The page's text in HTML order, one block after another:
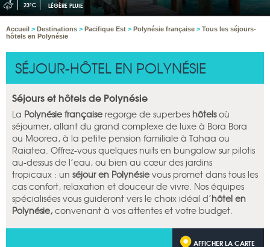
23°C LÉGÈRE PLUIE
Accueil > Destinations > Pacifique Est > Polynésie française > Tous les séjours-
hôtels en Polynésie
SÉJOUR-HÔTEL EN POLYNÉSIE
Séjours et hôtels de Polynésie
La Polynésie française regorge de superbes hôtelsoù
séjourner, allant du grand complexe de luxe à Bora Bora
ou Moorea, à la petite pension familiale à Tahaa ou
Raiatea. Offrez-vous quelques nuits en bungalow sur pilotis
au-dessus de l’eau, ou bien au cœur des jardins
tropicaux : un séjour en Polynésie vous promet dans tous les
cas confort, relaxation et douceur de vivre. Nos équipes
spécialisées vous guideront vers le choix idéal d’hôtel en
Polynésie, convenant à vos attentes et votre budget.
AFFICHER LA CARTE